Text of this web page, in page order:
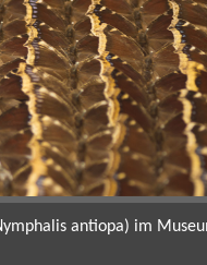
antiopa) im